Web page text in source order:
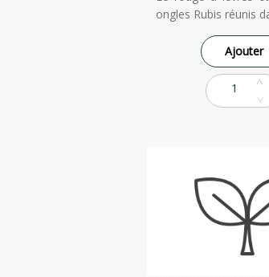
ongles Rubis réunis
coffret. Pour des
et assorties à ses
plus chic !
Ajouter